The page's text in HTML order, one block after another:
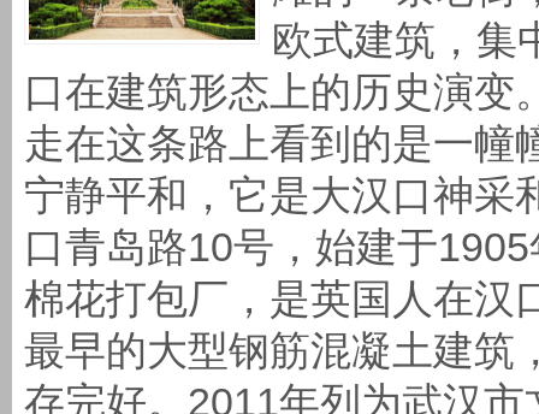
欧式建筑，集
口在建筑形态上的历史演变
走在这条路上看到的是一幢
宁静平和，它是大汉口神采
口青岛路10号，始建于
棉花打包厂，是英国人在汉
最早的大型钢筋混凝土建筑
存完好。2011年列为武汉